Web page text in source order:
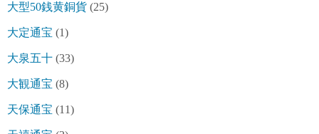
大型50銭黄銅貨 (25)
大定通宝 (1)
大泉五十 (33)
大観通宝 (8)
天保通宝 (11)